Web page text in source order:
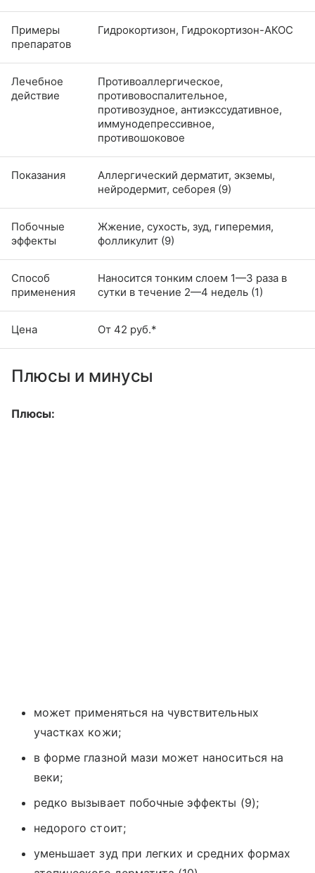
Примеры
препаратов
Гидрокортизон, Гидрокортизон-АКОС
Лечебное
действие
Противоаллергическое,
противовоспалительное,
противозудное, антиэкссудативное,
иммунодепрессивное,
противошоковое
Показания
Аллергический дерматит, экземы,
нейродермит, себорея (9)
Побочные
эффекты
Жжение, сухость, зуд, гиперемия,
фолликулит (9)
Способ
применения
Наносится тонким слоем 1—3 раза в
сутки в течение 2—4 недель (1)
Цена От 42 руб.*
Плюсы и минусы
Плюсы:
может применяться на чувствительных
участках кожи;
в форме глазной мази может наноситься на
веки;
редко вызывает побочные эффекты (9);
недорого стоит;
уменьшает зуд при легких и средних формах